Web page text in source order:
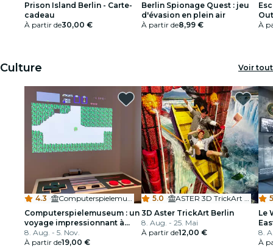
Prison Island Berlin - Carte-
cadeau
À partir de30,00 €
Berlin Spionage Quest : jeu
d'évasion en plein air
À partir de8,99 €
À
Culture Voir tout
4.3 ·
Computerspielemuseum
Computerspielemuseum : un
voyage impressionnant à
travers l'évolution du jeu
8. Aug. - 5. Nov.
À partir de19,00 €
5.0 ·
ASTER 3D TrickArt Museum
3D Aster TrickArt Berlin
8. Aug. - 25. Mai
À partir de12,00 €
Le
8.
À